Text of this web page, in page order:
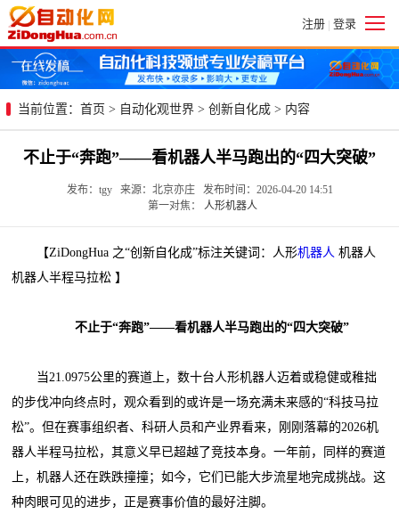
注册 | 登录
当前位置： 首页 > 自动化观世界 > 创新自化成 > 内容
不止于“奔跑”——看机器人半马跑出的“四大突破”
发布：tgy 来源：北京亦庄 发布时间：2026-04-20 14:51
第一对焦：
人形机器人
【ZiDongHua 之“创新自化成”标注关键词：人形机器人 机器人
机器人半程马拉松 】
不止于“奔跑”——看机器人半马跑出的“四大突破”
当21.0975公里的赛道上，数十台人形机器人迈着或稳健或稚拙
的步伐冲向终点时，观众看到的或许是一场充满未来感的“科技马拉
松”。但在赛事组织者、科研人员和产业界看来，刚刚落幕的2026机
器人半程马拉松，其意义早已超越了竞技本身。一年前，同样的赛道
上，机器人还在跌跌撞撞；如今，它们已能大步流星地完成挑战。这
种肉眼可见的进步，正是赛事价值的最好注脚。